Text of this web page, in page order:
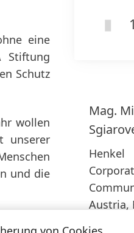
eine
Stiftung
Schutz
wollen
unserer
und die
des
Mag.
Henkel
Austria,